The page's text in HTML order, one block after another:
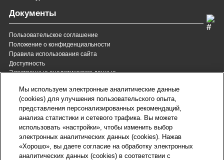
Документы
Пользовательское соглашение
Положение о конфиденциальности
Правила использования сайта
Доступность
Электронные аналитические данные
8 (800) 200-37-35
Служба Заботы для России
звонок бесплатный для
всех регионов России
8 (820) 007-137-35
Служба Заботы для
Республики Беларусь
contact@royalcanin.ru
Карта сайта
Мы используем электронные аналитические данные
(cookies) для улучшения пользовательского опыта,
представления персонализированных рекомендаций,
анализа статистики и сетевого трафика. Вы можете
использовать «настройки», чтобы изменить выбор
электронных аналитических данных (cookies). Нажав
«Хорошо», вы даете согласие на обработку электронных
аналитических данных (cookies) в соответствии с